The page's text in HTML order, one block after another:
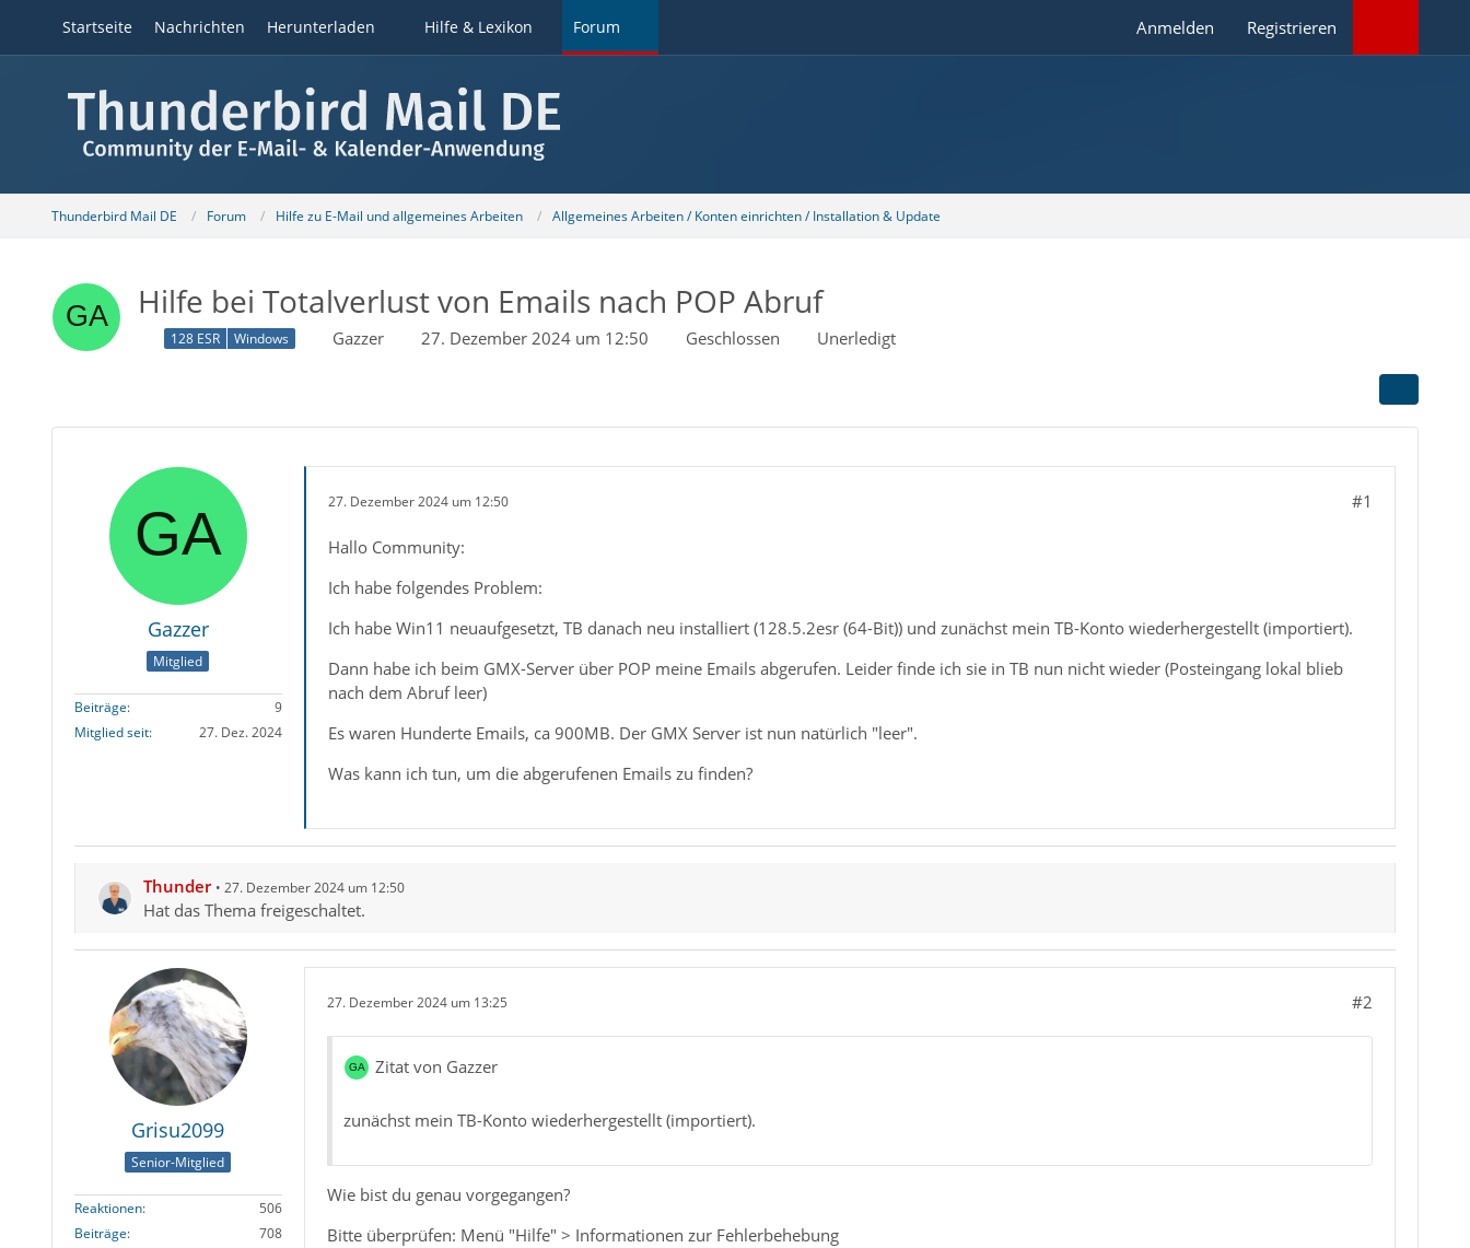
Startseite Nachrichten Herunterladen Hilfe & Lexikon Forum Anmelden Registrieren
Thunderbird Mail DE Forum Hilfe zu E-Mail und allgemeines Arbeiten Allgemeines Arbeiten / Konten einrichten / Installation & Update
Hilfe bei Totalverlust von Emails nach POP Abruf
128 ESR Windows Gazzer 27. Dezember 2024 um 12:50 Geschlossen Unerledigt
Gazzer
Mitglied
Beiträge
9
Mitglied seit
27. Dez. 2024
27. Dezember 2024 um 12:50 #1
Hallo Community:
Ich habe folgendes Problem:
Ich habe Win11 neuaufgesetzt, TB danach neu installiert (128.5.2esr (64-Bit)) und zunächst mein TB-Konto wiederhergestellt (importiert).
Dann habe ich beim GMX-Server über POP meine Emails abgerufen. Leider finde ich sie in TB nun nicht wieder (Posteingang lokal blieb
nach dem Abruf leer)
Es waren Hunderte Emails, ca 900MB. Der GMX Server ist nun natürlich "leer".
Was kann ich tun, um die abgerufenen Emails zu finden?
Thunder 27. Dezember 2024 um 12:50
Hat das Thema freigeschaltet.
Grisu2099
Senior-Mitglied
Reaktionen
506
Beiträge
708
27. Dezember 2024 um 13:25 #2
Zitat von Gazzer
zunächst mein TB-Konto wiederhergestellt (importiert).
Wie bist du genau vorgegangen?
Bitte überprüfen: Menü "Hilfe" > Informationen zur Fehlerbehebung